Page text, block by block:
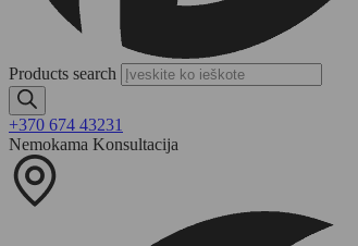
Products search
+370 674 43231
Nemokama Konsultacija